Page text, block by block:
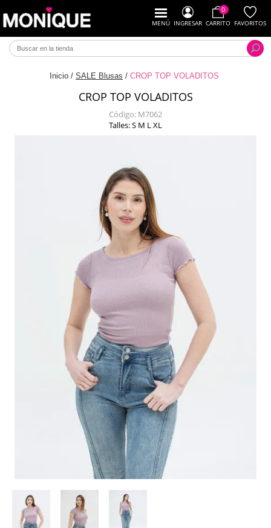
MENÚ INGRESAR
0
CARRITO FAVORITOS
Inicio / SALE Blusas / CROP TOP VOLADITOS
CROP TOP VOLADITOS
Código: M7062
Talles: S M L XL